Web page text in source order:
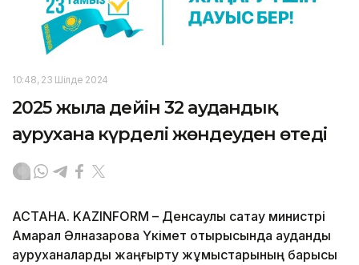
10:48, 23 Шілде 2024
2025 жылға дейін 32 аудандық
аурухана күрделі жөндеуден өтеді
АСТАНА. KAZINFORM – Денсаулық сақтау министрі
Ақмарал Әлназарова Үкімет отырысында аудандық
ауруханаларды жаңғырту жұмыстарының барысы